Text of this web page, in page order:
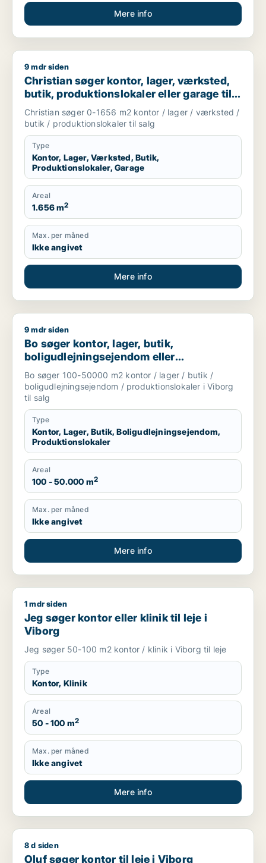
Mere info
Christian søger kontor, lager, værksted, butik,
9 mdr siden
Christian søger kontor, lager, værksted,
butik, produktionslokaler eller garage til
salg i Karup J, Skive eller Højslev m.fl.
Christian søger 0-1656 m2 kontor / lager / værksted /
butik / produktionslokaler til salg
Type
Kontor, Lager, Værksted, Butik,
Produktionslokaler, Garage
Areal
1.656 m2
Max. per måned
Ikke angivet
Mere info
Bo søger kontor, lager, butik, boligudlejningsejendom eller
9 mdr siden
Bo søger kontor, lager, butik,
boligudlejningsejendom eller
produktionslokaler til salg i Viborg
Bo søger 100-50000 m2 kontor / lager / butik /
boligudlejningsejendom / produktionslokaler i Viborg
til salg
Type
Kontor, Lager, Butik, Boligudlejningsejendom,
Produktionslokaler
Areal
100 - 50.000 m2
Max. per måned
Ikke angivet
Mere info
Jeg søger kontor eller klinik til leje i Viborg
1 mdr siden
Jeg søger kontor eller klinik til leje i
Viborg
Jeg søger 50-100 m2 kontor / klinik i Viborg til leje
Type
Kontor, Klinik
Areal
50 - 100 m2
Max. per måned
Ikke angivet
Mere info
Oluf søger kontor til leje i Viborg
8 d siden
Oluf søger kontor til leje i Viborg